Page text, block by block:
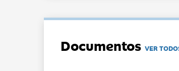
DocumentosVER